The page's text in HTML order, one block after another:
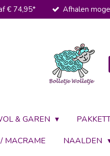
€ 74,95* Afhalen
& GAREN
MACRAME
NAALDEN